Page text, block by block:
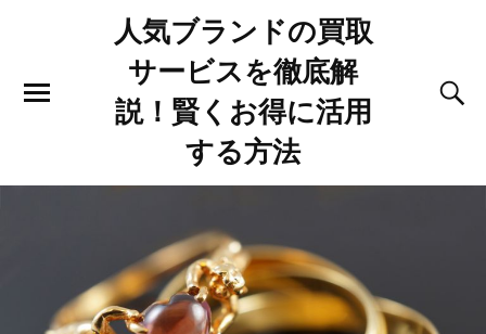
人気ブランドの買取
サービスを徹底解
説！賢くお得に活用
する方法